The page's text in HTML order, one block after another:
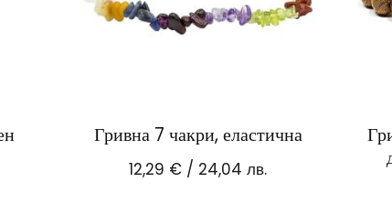
Гривна 7 чакри, еластична
12,29 € / 24,04 лв.